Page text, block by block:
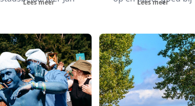
vanaf 19.00...
Lees meer Lees meer